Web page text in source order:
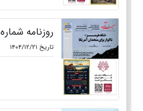
روزنامه شماره ۲۴۴۵
تاریخ ۱۴۰۴/۱۲/۲۱